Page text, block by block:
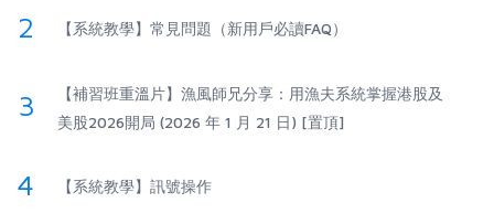
2 【系統教學】常見問題（新用戶必讀FAQ）
3
【補習班重溫片】漁風師兄分享：用漁夫系統掌握港股及
美股2026開局 (2026 年 1 月 21 日) [置頂]
4 【系統教學】訊號操作